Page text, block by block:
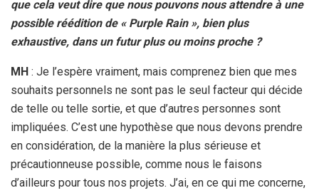
que cela veut dire que nous pouvons nous attendre à une
possible réédition de « Purple Rain », bien plus
exhaustive, dans un futur plus ou moins proche ?
MH : Je l’espère vraiment, mais comprenez bien que mes
souhaits personnels ne sont pas le seul facteur qui décide
de telle ou telle sortie, et que d’autres personnes sont
impliquées. C’est une hypothèse que nous devons prendre
en considération, de la manière la plus sérieuse et
précautionneuse possible, comme nous le faisons
d’ailleurs pour tous nos projets. J’ai, en ce qui me concerne,